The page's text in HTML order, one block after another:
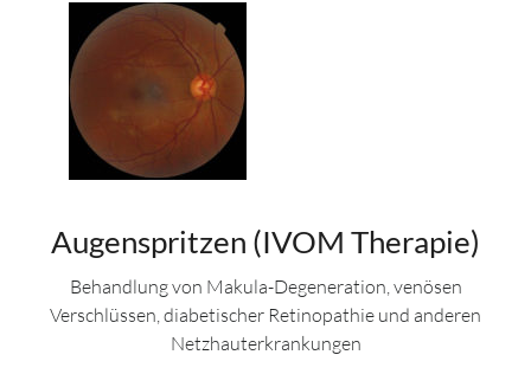
Augenspritzen (IVOM Therapie)
Behandlung von Makula-Degeneration, venösen
Verschlüssen, diabetischer Retinopathie und anderen
Netzhauterkrankungen